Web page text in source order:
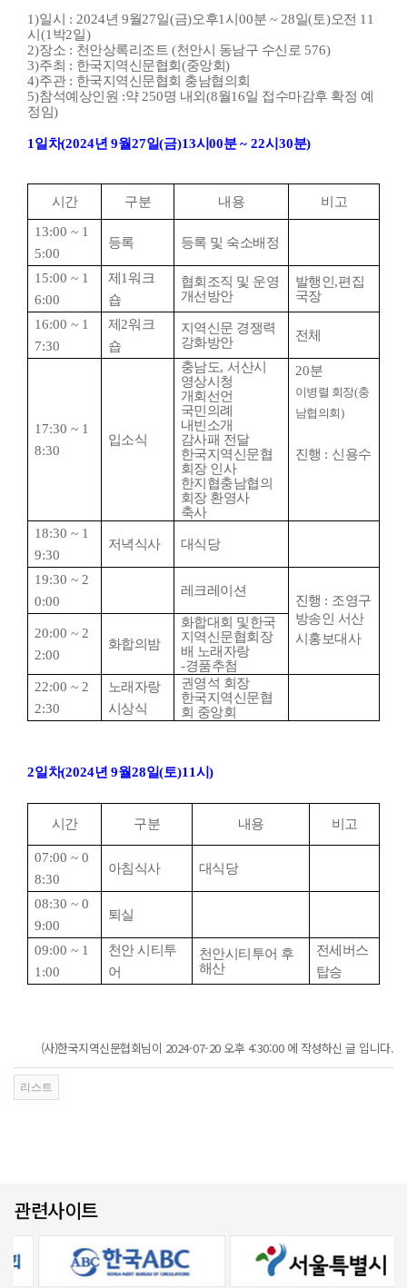
1)일시 : 2024년 9월27일(금)오후1시 00분 ~ 28일(토)오전 11
시 (1 박2일)
2)장소 : 천안상록리조트 (천안시 동남구 수신로 576)
3)주최 : 한국지역신문협회 (중앙회)
4)주관 : 한국지역신문협회 충남협의회
5)참석예상인원 :약 250명 내외 (8월16일 접수마감후 확정 예
정임)
1 일차(2024년 9월27일(금)13시 00분~ 22시 30분)
시간 구분 내용 비고
13:00 ~ 1
5:00
등록 등록 및 숙소배정
15:00 ~ 1
6:00
제 1워크
숍
협회조직 및 운영
개선방안
발행인 ,편집
국장
16:00 ~ 1
7:30
제 2워크
숍
지역신문 경쟁력
강화방안
전체
17:30 ~ 1
8:30
입소식
충남도, 서산시
영상시청
개회선언
국민의례
내빈소개
감사패 전달
한국지역신문협
회장 인사
한지협충남협의
회장 환영사
축사
20분
이병렬 회장(충
남협의회)
진행 : 신용수
18:30 ~ 1
9:30
저녁식사 대식당
19:30 ~ 2
0:00
레크레이션
진행 : 조영구
방송인 서산
시홍보대사
20:00 ~ 2
2:00
화합의밤
화합대회 및한국
지역신문협회장
배 노래자랑
-경품추첨
22:00 ~ 2
2:30
노래자랑
시상식
권영석 회장
한국지역신문협
회 중앙회
2일차(2024년 9월28일(토)11시 )
시간 구분 내용 비고
07:00 ~ 0
8:30
아침식사 대식당
08:30 ~ 0
9:00
퇴실
09:00 ~ 1
1:00
천안 시티투
어
천안시티투어 후
해산
전세버스
탑승
(사)한국지역신문협회님이 2024-07-20 오후 4:30:00 에 작성하신 글 입니다.
관련사이트